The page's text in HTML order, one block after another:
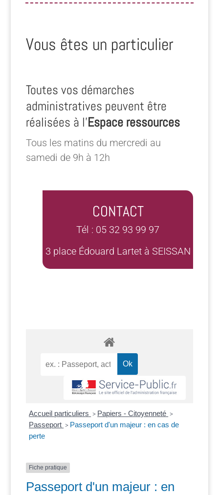
Vous êtes un particulier
Toutes vos démarches
administratives peuvent être
réalisées à l’Espace ressources
Tous les matins du mercredi au
samedi de 9h à 12h
CONTACT
Tél : 05 32 93 99 97
3 place Édouard Lartet à SEISSAN
Accueil particuliers > Papiers - Citoyenneté >
Passeport > Passeport d'un majeur : en cas de
perte
Fiche pratique
Passeport d'un majeur : en